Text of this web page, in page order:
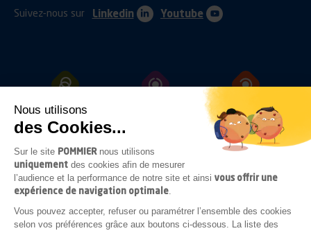
Nous utilisons
des Cookies...
Sur le site POMMIER nous utilisons
uniquement des cookies afin de mesurer
l’audience et la performance de notre site et ainsi vous offrir une
expérience de navigation optimale.
Vous pouvez accepter, refuser ou paramétrer l’ensemble des cookies
selon vos préférences grâce aux boutons ci-dessous. La liste des
Suivez-nous sur Linkedin Youtube
ATTELAGES FIXATIONS
OUVRANTS ECLAIRAGES
ACCESSOIRES
SOUS-CHASSIS